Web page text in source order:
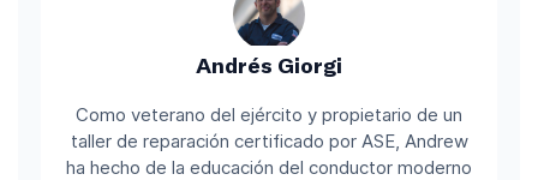
Andrés Giorgi
Como veterano del ejército y propietario de un
taller de reparación certificado por ASE, Andrew
ha hecho de la educación del conductor moderno